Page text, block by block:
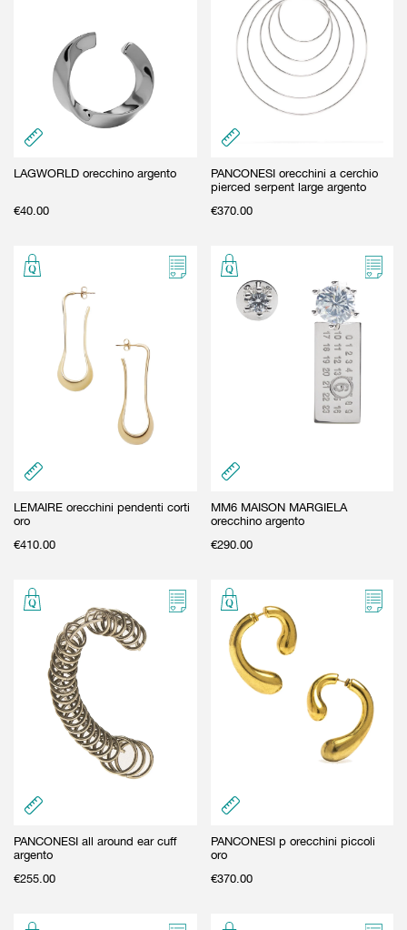
LAGWORLD orecchino argento
€40.00
PANCONESI orecchini a cerchio
pierced serpent large argento
€370.00
LEMAIRE orecchini pendenti corti
oro
€410.00
MM6 MAISON MARGIELA
orecchino argento
€290.00
PANCONESI all around ear cuff
argento
€255.00
PANCONESI p orecchini piccoli
oro
€370.00